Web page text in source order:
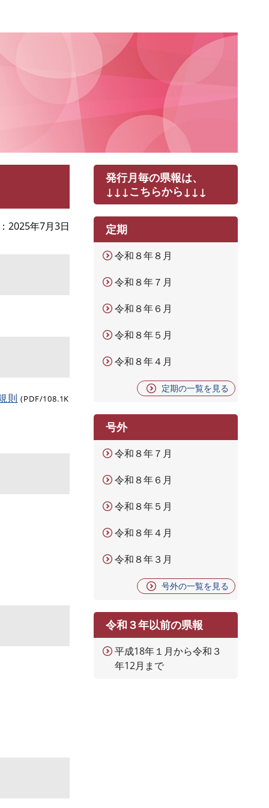
2025年7月3日
則 (PDF/108.1K
発行月毎の県報は、
↓↓↓こちらから↓↓↓
定期
令和８年８月
令和８年７月
令和８年６月
令和８年５月
令和８年４月
定期の一覧を見る
号外
令和８年７月
令和８年６月
令和８年５月
令和８年４月
令和８年３月
号外の一覧を見る
令和３年以前の県報
平成18年１月から令和３
年12月まで